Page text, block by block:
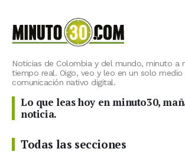
Noticias de Colombia y del mundo, minuto a
tiempo real. Oigo, veo y leo en un solo medio
comunicación nativo digital.
Lo que leas hoy en minuto30,
noticia.
Todas las secciones